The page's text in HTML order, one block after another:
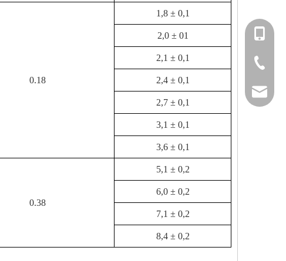
0.18
1,8 ± 0,1
2,0 ± 01
2,1 ± 0,1
2,4 ± 0,1
2,7 ± 0,1
3,1 ± 0,1
3,6 ± 0,1
0.38
5,1 ± 0,2
6,0 ± 0,2
7,1 ± 0,2
8,4 ± 0,2
+86-
+86-